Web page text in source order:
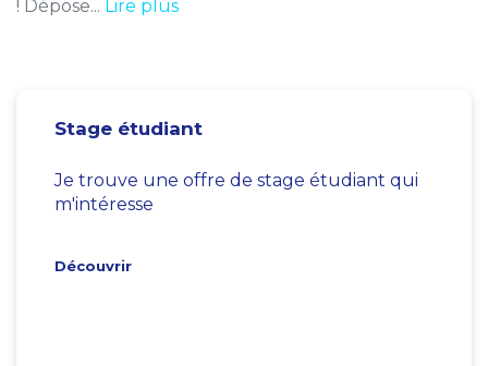
! Dépose... Lire plus
Stage étudiant
Je trouve une offre de stage étudiant qui
m'intéresse
Découvrir